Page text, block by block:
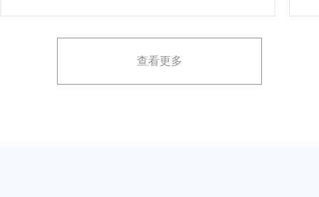
和市场占有率。在策划期间中却遭遇这些问题缺乏专业
和创意展示方案，以最大化媒体报道和消费者关注。
查看更多